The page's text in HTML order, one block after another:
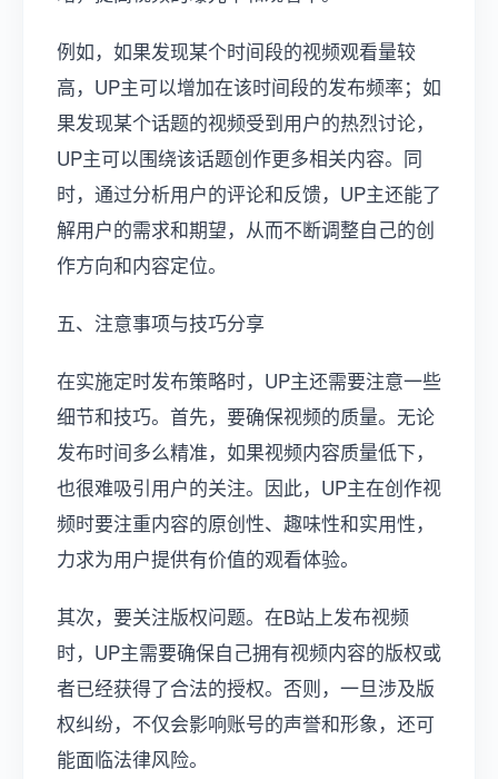
例如，如果发现某个时间段的视频观看量较
高，UP主可以增加在该时间段的发布频率；如
果发现某个话题的视频受到用户的热烈讨论，
UP主可以围绕该话题创作更多相关内容。同
时，通过分析用户的评论和反馈，UP主还能了
解用户的需求和期望，从而不断调整自己的创
作方向和内容定位。
五、注意事项与技巧分享
在实施定时发布策略时，UP主还需要注意一些
细节和技巧。首先，要确保视频的质量。无论
发布时间多么精准，如果视频内容质量低下，
也很难吸引用户的关注。因此，UP主在创作视
频时要注重内容的原创性、趣味性和实用性，
力求为用户提供有价值的观看体验。
其次，要关注版权问题。在B站上发布视频
时，UP主需要确保自己拥有视频内容的版权或
者已经获得了合法的授权。否则，一旦涉及版
权纠纷，不仅会影响账号的声誉和形象，还可
能面临法律风险。